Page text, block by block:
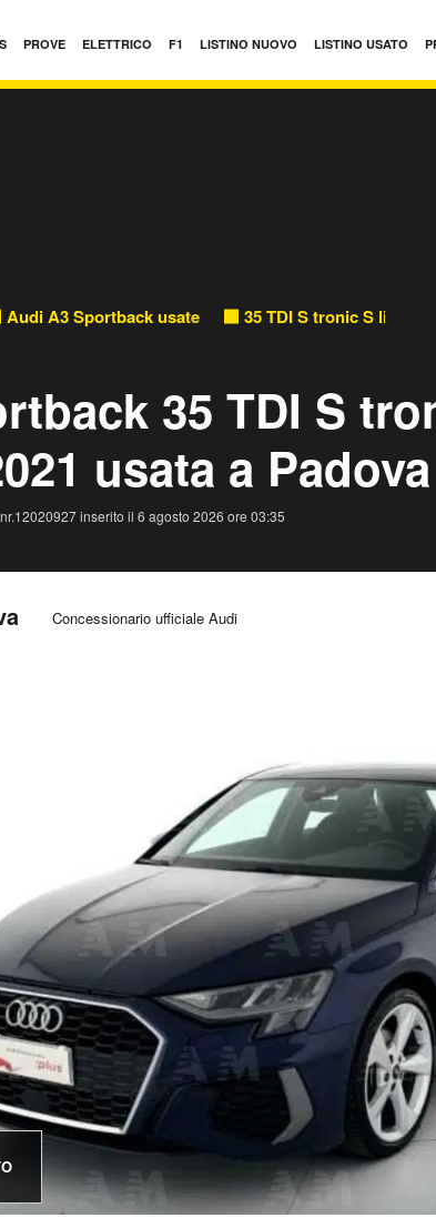
PROVE ELETTRICO F1 LISTINO NUOVO LISTINO USATO
Audi A3 Sportback usate 35 TDI S tronic S line
35 TDI S
usata a Padova
inserito il 6 agosto 2026 ore 03:35
Concessionario ufficiale Audi